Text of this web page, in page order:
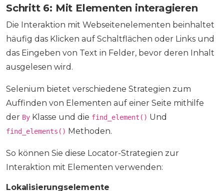
Schritt 6: Mit Elementen interagieren
Die Interaktion mit Webseitenelementen beinhaltet
häufig das Klicken auf Schaltflächen oder Links und
das Eingeben von Text in Felder, bevor deren Inhalt
ausgelesen wird.
Selenium bietet verschiedene Strategien zum
Auffinden von Elementen auf einer Seite mithilfe
der By Klasse und die find_element() Und
find_elements() Methoden.
So können Sie diese Locator-Strategien zur
Interaktion mit Elementen verwenden:
Lokalisierungselemente